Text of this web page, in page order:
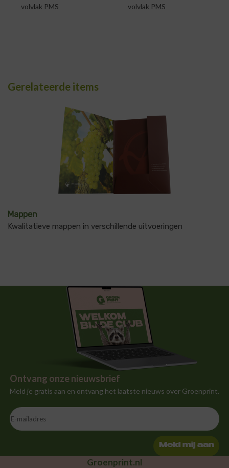
volvlak PMS
volvlak PMS
Gerelateerde items
Mappen
Kwalitatieve mappen in verschillende uitvoeringen
Ontvang onze nieuwsbrief
Meld je gratis aan en ontvang het laatste nieuws over Groenprint.
Meld mij aan
Groenprint.nl